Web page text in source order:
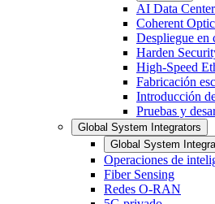
AI Data
Coherent
Despliegue en
Harden
High-Speed
Fabricación
Introducción
Pruebas y
Global System Integrators
Global System
Operaciones de
Fiber Sensing
Redes O-RAN